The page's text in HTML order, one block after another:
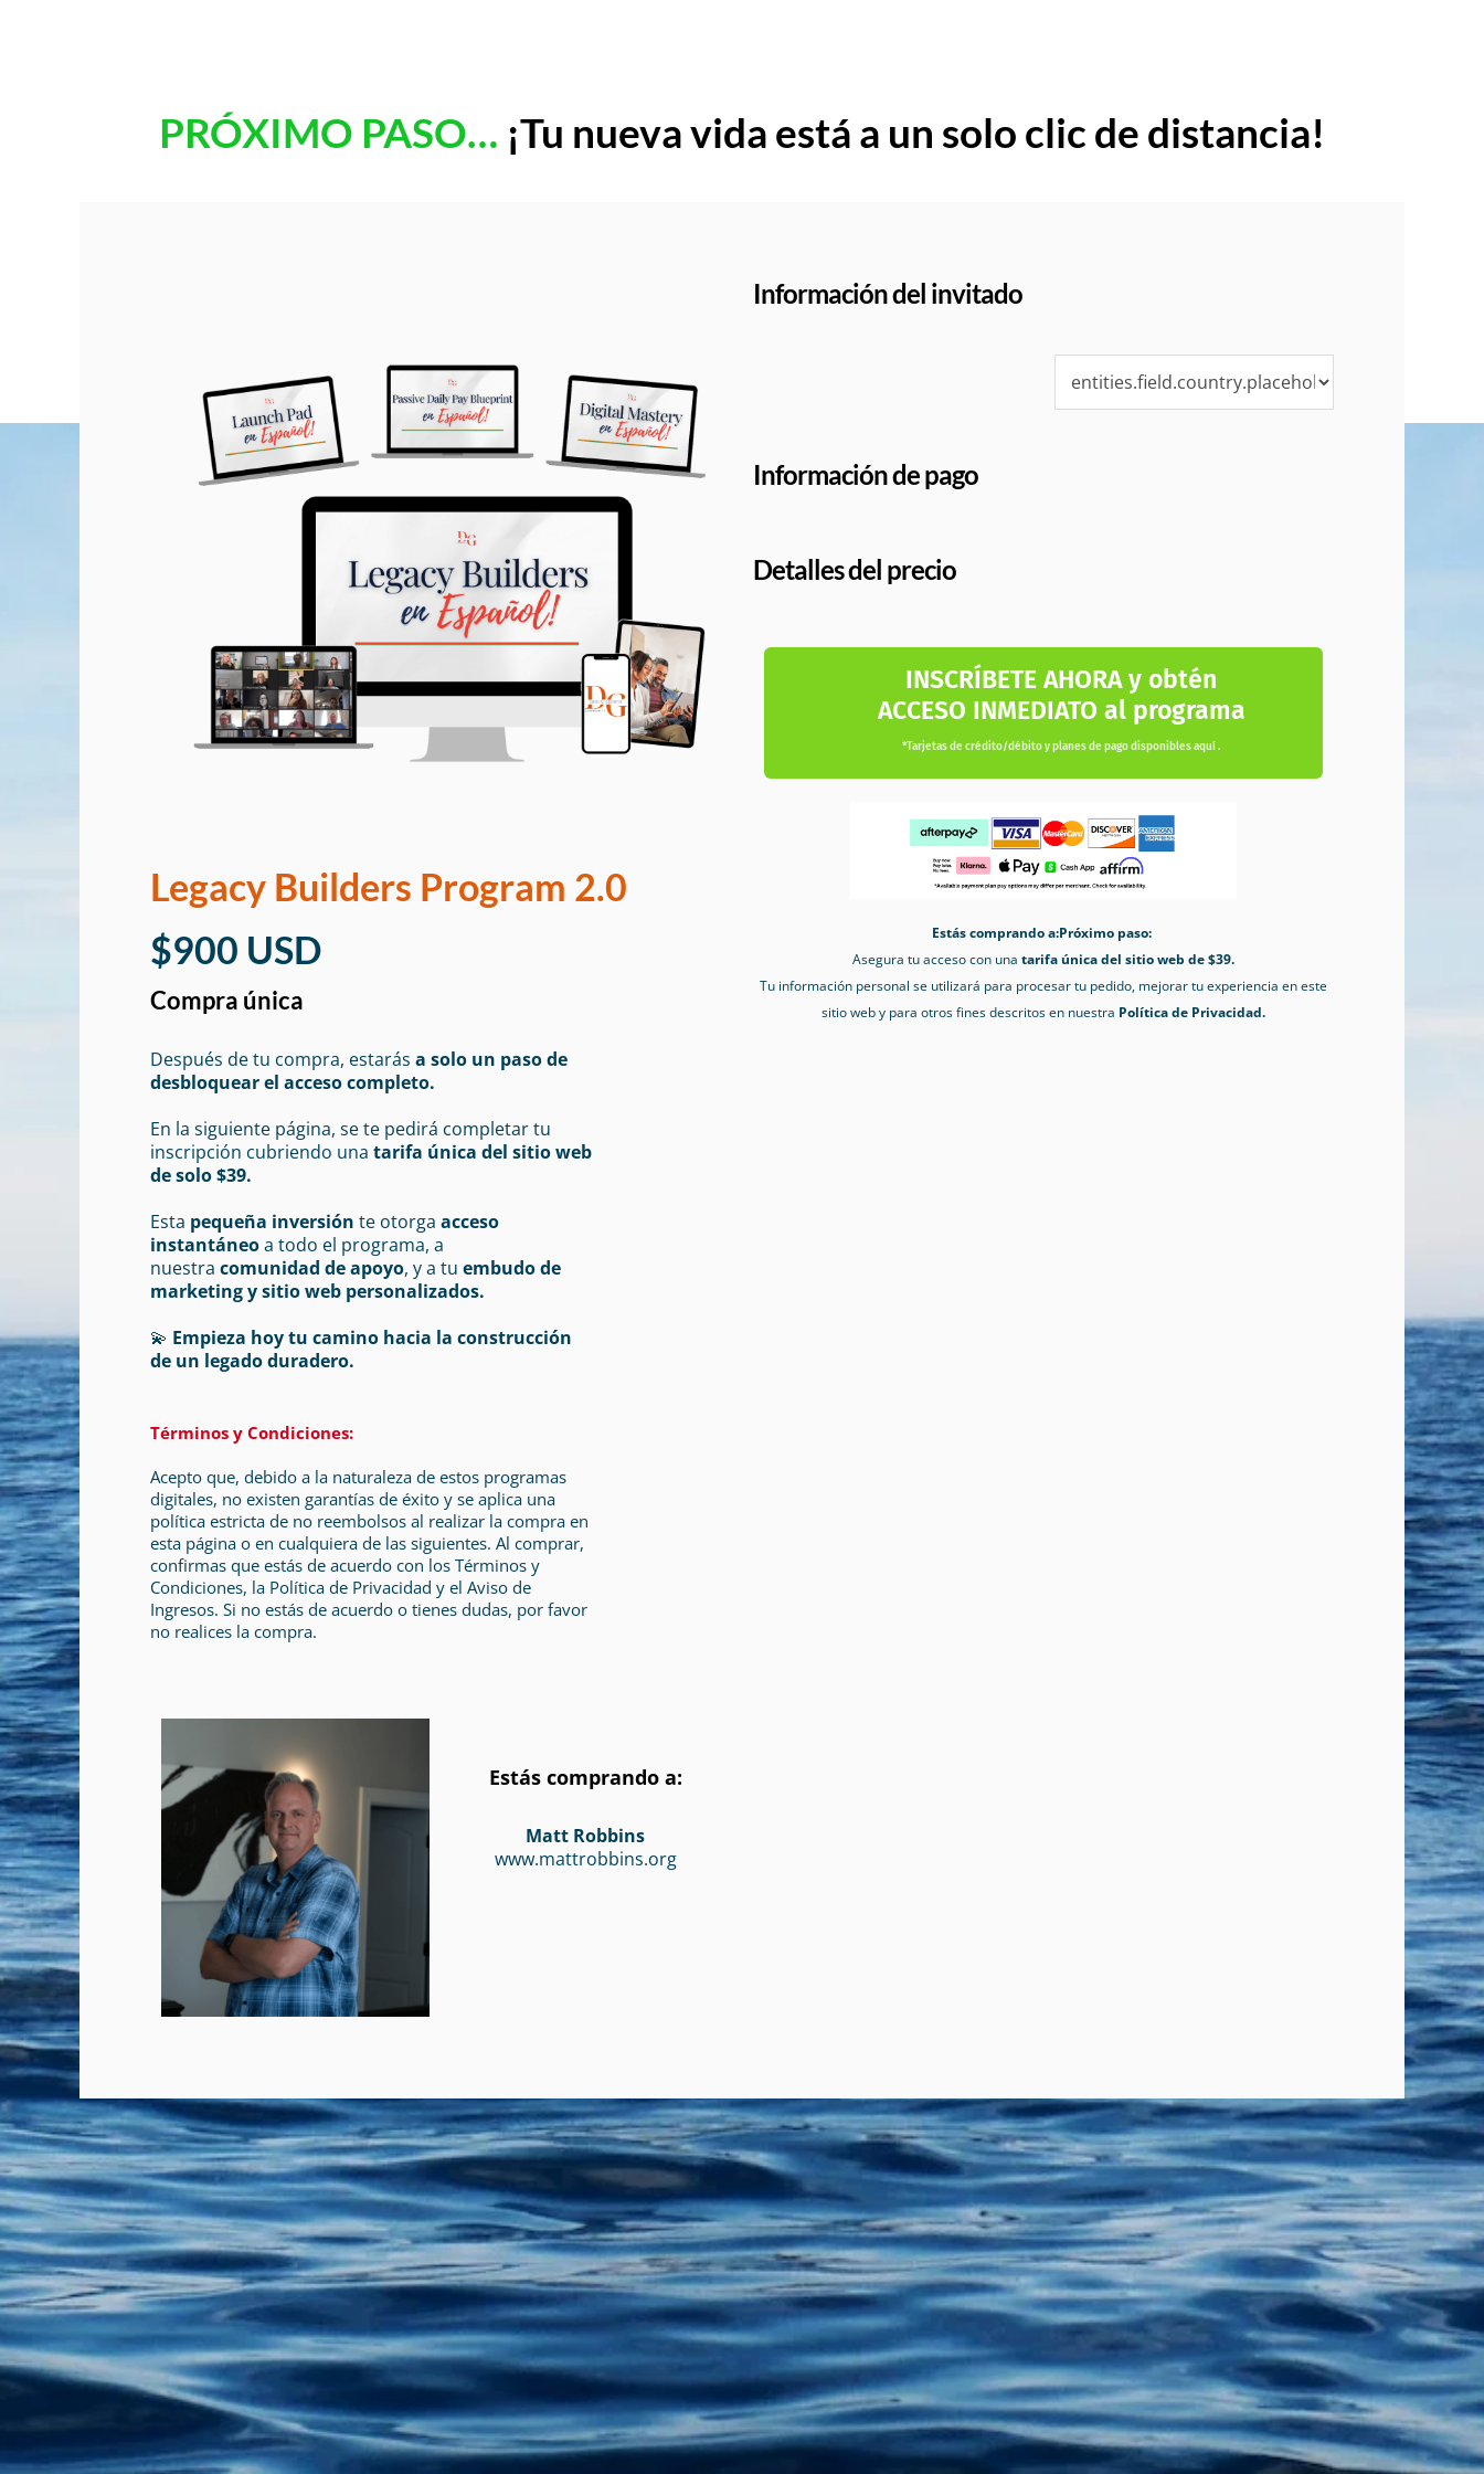
PRÓXIMO PASO… ¡Tu nueva vida está a un solo clic de distancia!
Legacy Builders Program 2.0
$900 USD
Compra única
Después de tu compra, estarás a solo un paso de
desbloquear el acceso completo.
En la siguiente página, se te pedirá completar tu
inscripción cubriendo una tarifa única del sitio web
de solo $39.
Esta pequeña inversión te otorga acceso
instantáneoa todo el programa, a
nuestra comunidad de apoyo, y a tu embudo de
marketing y sitio web personalizados.
💫 Empieza hoy tu camino hacia la construcción
de un legado duradero.
Términos y Condiciones:
Acepto que, debido a la naturaleza de estos programas
digitales, no existen garantías de éxito y se aplica una
política estricta de no reembolsos al realizar la compra en
esta página o en cualquiera de las siguientes. Al comprar,
confirmas que estás de acuerdo con los Términos y
Condiciones, la Política de Privacidad y el Aviso de
Ingresos. Si no estás de acuerdo o tienes dudas, por favor
no realices la compra.
Estás comprando a:
Matt Robbins
www.mattrobbins.org
Información del invitado
Información de pago
Detalles del precio
INSCRÍBETE AHORA y obtén
ACCESO INMEDIATO al programa
*Tarjetas de crédito/débito y planes de pago disponibles aquí .
Estás comprando a:Próximo paso:
Asegura tu acceso con una tarifa única del sitio web de $39.
Tu información personal se utilizará para procesar tu pedido, mejorar tu experiencia en este
sitio web y para otros fines descritos en nuestra Política de Privacidad.